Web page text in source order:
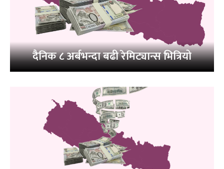
दैनिक ८ अर्बभन्दा बढी रेमिट्यान्स भित्रियो